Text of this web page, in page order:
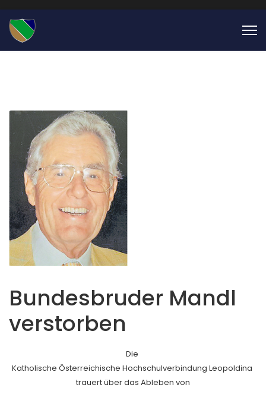
Bundesbruder Mandl
verstorben
Die
Katholische Österreichische Hochschulverbindung Leopoldina
trauert über das Ableben von